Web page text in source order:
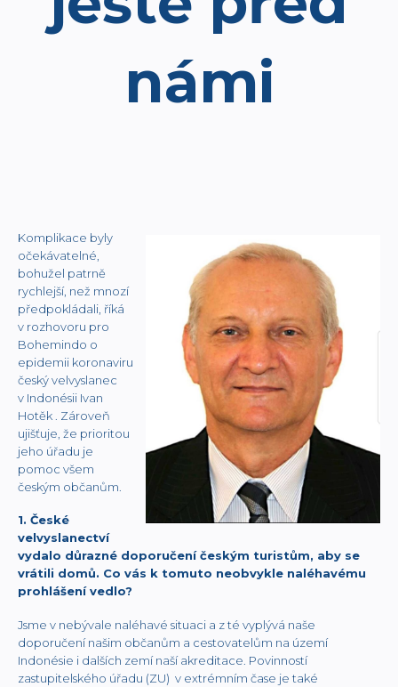
námi
Komplikace byly
očekávatelné,
bohužel patrně
rychlejší, než mnozí
předpokládali, říká
v rozhovoru pro
Bohemindo o
epidemii koronaviru
český velvyslanec
v Indonésii Ivan
Hotěk . Zároveň
ujišťuje, že prioritou
jeho úřadu je
pomoc všem
českým občanům.
1. České
velvyslanectví
vydalo důrazné doporučení českým turistům, aby se
vrátili domů. Co vás k tomuto neobvykle naléhavému
prohlášení vedlo?
Jsme v nebývale naléhavé situaci a z té vyplývá naše
doporučení našim občanům a cestovatelům na území
Indonésie i dalších zemí naší akreditace. Povinností
zastupitelského úřadu (ZU) v extrémním čase je také